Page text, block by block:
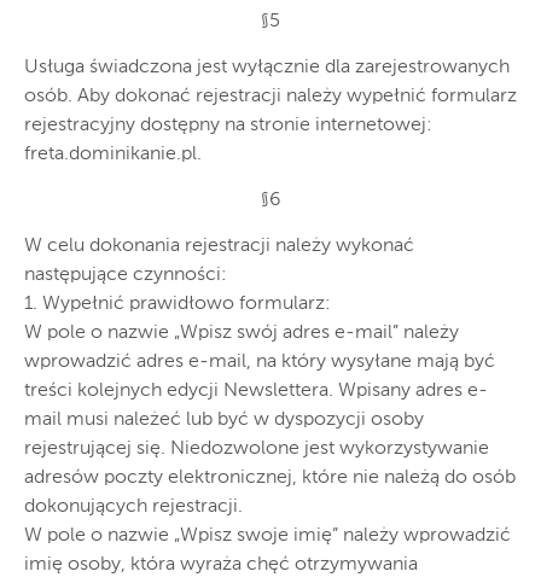
§5
Usługa świadczona jest wyłącznie dla zarejestrowanych
osób. Aby dokonać rejestracji należy wypełnić formularz
rejestracyjny dostępny na stronie internetowej:
freta.dominikanie.pl.
§6
W celu dokonania rejestracji należy wykonać
następujące czynności:
1. Wypełnić prawidłowo formularz:
W pole o nazwie „Wpisz swój adres e-mail” należy
wprowadzić adres e-mail, na który wysyłane mają być
treści kolejnych edycji Newslettera. Wpisany adres e-
mail musi należeć lub być w dyspozycji osoby
rejestrującej się. Niedozwolone jest wykorzystywanie
adresów poczty elektronicznej, które nie należą do osób
dokonujących rejestracji.
W pole o nazwie „Wpisz swoje imię” należy wprowadzić
imię osoby, która wyraża chęć otrzymywania